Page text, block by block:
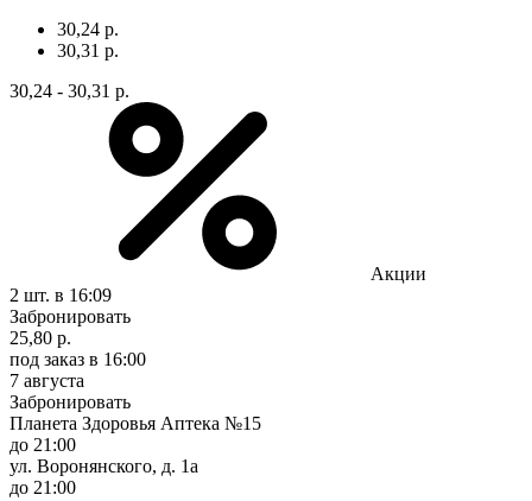
30,24 р.
30,31 р.
30,24 - 30,31 р.
Акции
2 шт. в 16:09
Забронировать
25,80 р.
под заказ в 16:00
7 августа
Забронировать
Планета Здоровья Аптека №15
до 21:00
ул. Воронянского, д. 1а
до 21:00